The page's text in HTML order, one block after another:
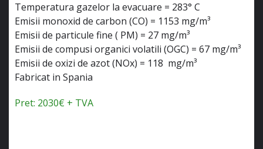
Temperatura gazelor la evacuare = 283° C
Emisii monoxid de carbon (CO) = 1153 mg/m³
Emisii de particule fine ( PM) = 27 mg/m³
Emisii de compusi organici volatili (OGC) = 67 mg/m³
Emisii de oxizi de azot (NOx) = 118 mg/m³
Fabricat in Spania
Pret: 2030€ + TVA